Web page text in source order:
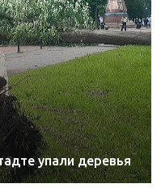
упали деревья